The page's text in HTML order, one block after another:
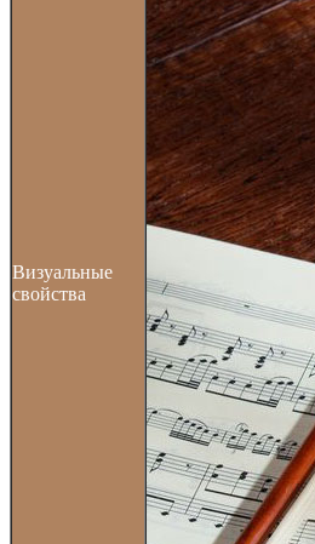
Визуальные
свойства